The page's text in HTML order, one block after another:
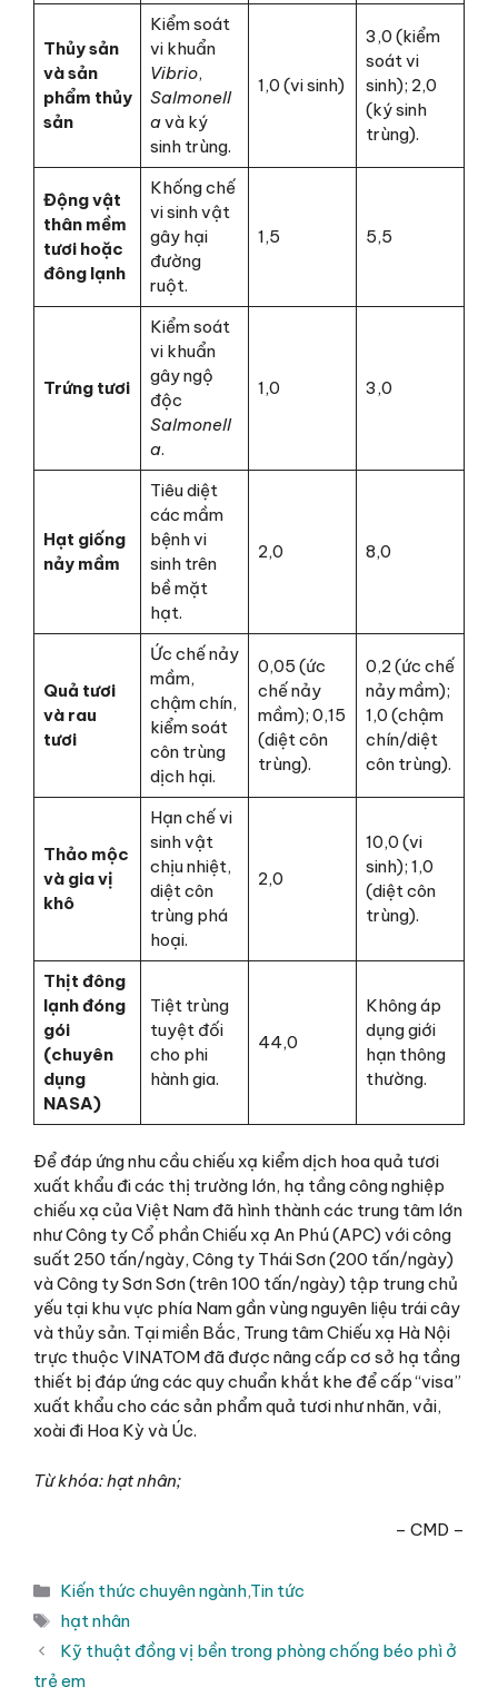
Thủy sản
và sản
phẩm thủy
sản
Kiểm soát
vi khuẩn
Vibrio,
Salmonell
avà ký
sinh trùng.
1,0 (vi sinh)
3,0 (kiểm
soát vi
sinh); 2,0
(ký sinh
trùng).
Động vật
thân mềm
tươi hoặc
đông lạnh
Khống chế
vi sinh vật
gây hại
đường
ruột.
1,5 5,5
Trứng tươi
Kiểm soát
vi khuẩn
gây ngộ
độc
Salmonell
a.
1,0 3,0
Hạt giống
nảy mầm
Tiêu diệt
các mầm
bệnh vi
sinh trên
bề mặt
hạt.
2,0 8,0
Quả tươi
và rau
tươi
Ức chế nảy
mầm,
chậm chín,
kiểm soát
côn trùng
dịch hại.
0,05 (ức
chế nảy
mầm); 0,15
(diệt côn
trùng).
0,2 (ức chế
nảy mầm);
1,0 (chậm
chín/diệt
côn trùng).
Thảo mộc
và gia vị
khô
Hạn chế vi
sinh vật
chịu nhiệt,
diệt côn
trùng phá
hoại.
2,0
10,0 (vi
sinh); 1,0
(diệt côn
trùng).
Thịt đông
lạnh đóng
gói
(chuyên
dụng
NASA)
Tiệt trùng
tuyệt đối
cho phi
hành gia.
44,0
Không áp
dụng giới
hạn thông
thường.
Để đáp ứng nhu cầu chiếu xạ kiểm dịch hoa quả tươi
xuất khẩu đi các thị trường lớn, hạ tầng công nghiệp
chiếu xạ của Việt Nam đã hình thành các trung tâm lớn
như Công ty Cổ phần Chiếu xạ An Phú (APC) với công
suất 250 tấn/ngày, Công ty Thái Sơn (200 tấn/ngày)
và Công ty Sơn Sơn (trên 100 tấn/ngày) tập trung chủ
yếu tại khu vực phía Nam gần vùng nguyên liệu trái cây
và thủy sản. Tại miền Bắc, Trung tâm Chiếu xạ Hà Nội
trực thuộc VINATOM đã được nâng cấp cơ sở hạ tầng
thiết bị đáp ứng các quy chuẩn khắt khe để cấp “visa”
xuất khẩu cho các sản phẩm quả tươi như nhãn, vải,
xoài đi Hoa Kỳ và Úc.
Từ khóa: hạt nhân;
– CMD –
Danh
mục
Kiến thức chuyên ngành,Tin tức
Thẻ
hạt nhân
Kỹ thuật đồng vị bền trong phòng chống béo phì ở
trẻ em